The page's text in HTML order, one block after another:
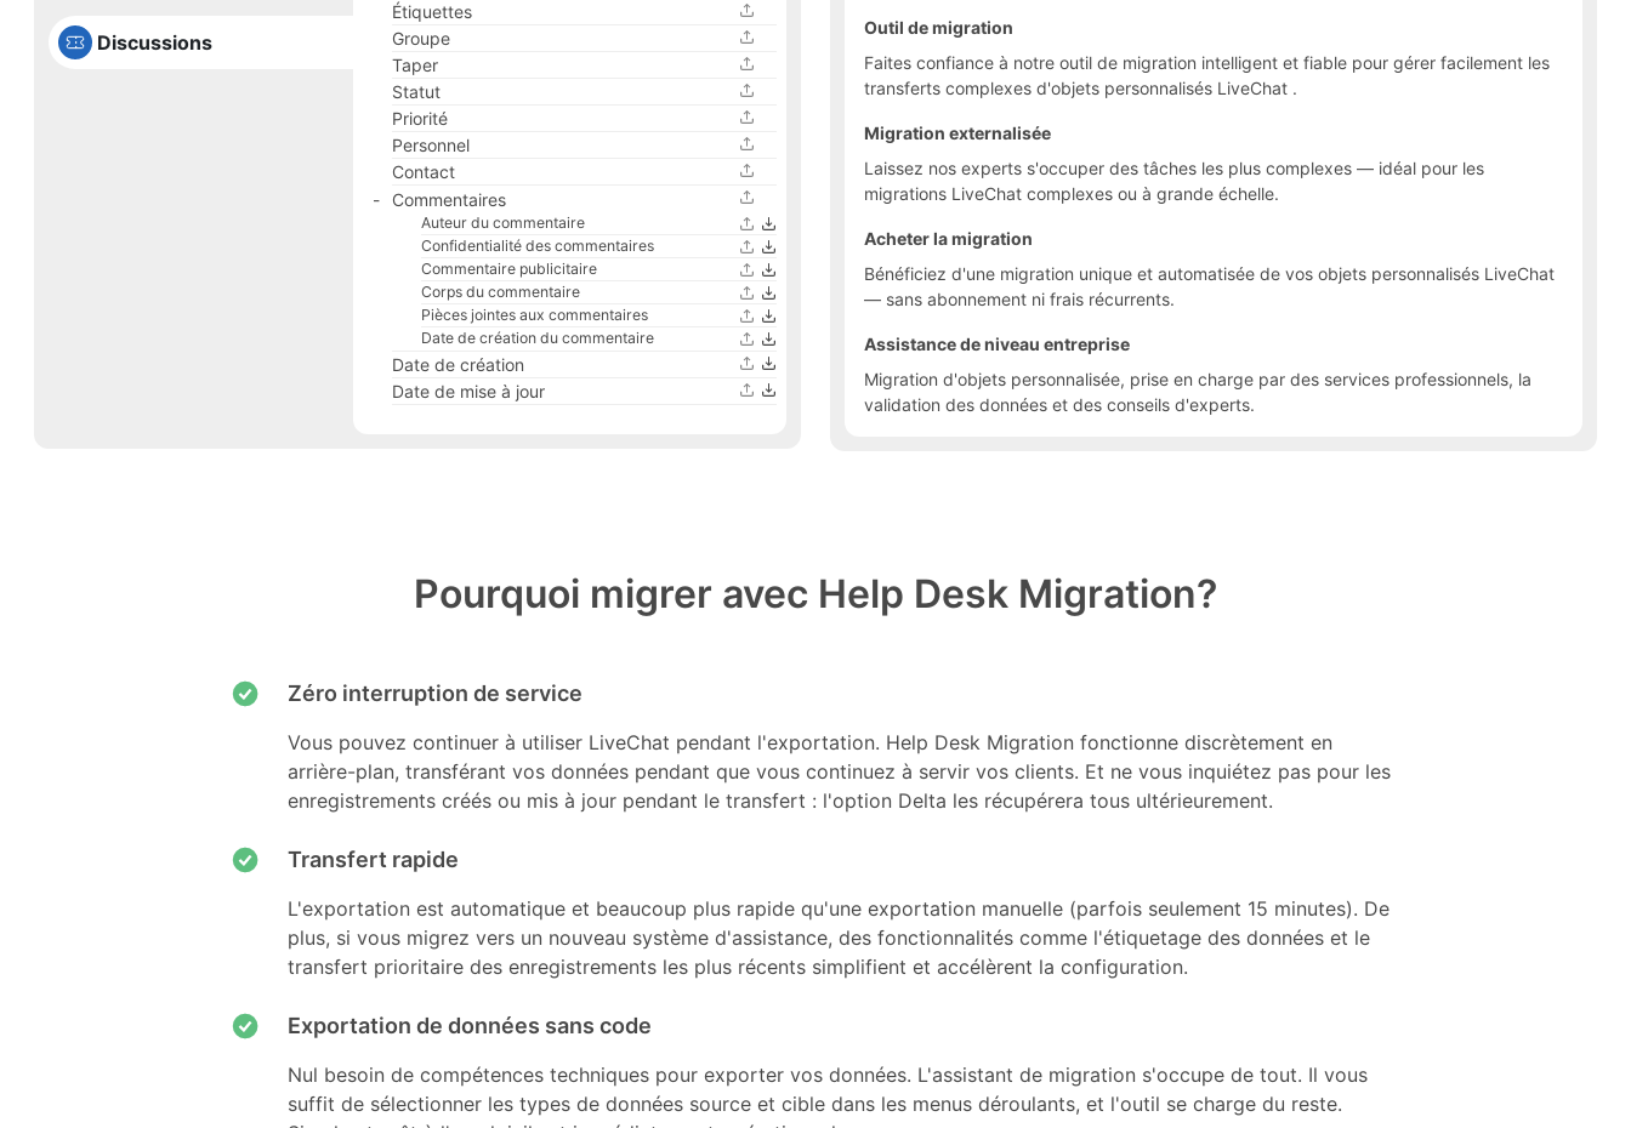
Discussions
Étiquettes
Groupe
Taper
Statut
Priorité
Personnel
Contact
Commentaires
Auteur du commentaire
Confidentialité des commentaires
Commentaire publicitaire
Corps du commentaire
Pièces jointes aux commentaires
Date de création du commentaire
Date de création
Date de mise à jour
Outil de migration
Faites confiance à notre outil de migration intelligent et fiable pour gérer facilement les
transferts complexes d'objets personnalisés LiveChat .
Migration externalisée
Laissez nos experts s'occuper des tâches les plus complexes — idéal pour les
migrations LiveChat complexes ou à grande échelle.
Acheter la migration
Bénéficiez d'une migration unique et automatisée de vos objets personnalisés LiveChat
— sans abonnement ni frais récurrents.
Assistance de niveau entreprise
Migration d'objets personnalisée, prise en charge par des services professionnels, la
validation des données et des conseils d'experts.
Pourquoi migrer avec Help Desk Migration?
Zéro interruption de service
Vous pouvez continuer à utiliser LiveChat pendant l'exportation. Help Desk Migration fonctionne discrètement en
arrière-plan, transférant vos données pendant que vous continuez à servir vos clients. Et ne vous inquiétez pas pour les
enregistrements créés ou mis à jour pendant le transfert : l'option Delta les récupérera tous ultérieurement.
Transfert rapide
L'exportation est automatique et beaucoup plus rapide qu'une exportation manuelle (parfois seulement 15 minutes). De
plus, si vous migrez vers un nouveau système d'assistance, des fonctionnalités comme l'étiquetage des données et le
transfert prioritaire des enregistrements les plus récents simplifient et accélèrent la configuration.
Exportation de données sans code
Nul besoin de compétences techniques pour exporter vos données. L'assistant de migration s'occupe de tout. Il vous
suffit de sélectionner les types de données source et cible dans les menus déroulants, et l'outil se charge du reste.